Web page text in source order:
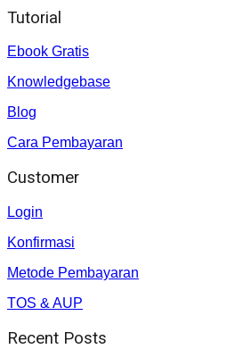
Tutorial
Ebook Gratis
Knowledgebase
Blog
Cara Pembayaran
Customer
Login
Konfirmasi
Metode Pembayaran
TOS & AUP
Recent Posts